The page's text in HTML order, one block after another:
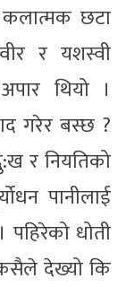
कलात्मक छटा
र यशस्वी
थियो ।
गरेर बस्छ ?
र नियतिको
पानीलाई
धोती
देख्यो कि